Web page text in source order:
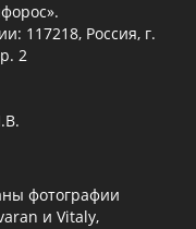
117218, Россия, г.
2
фотографии
и Vitaly,